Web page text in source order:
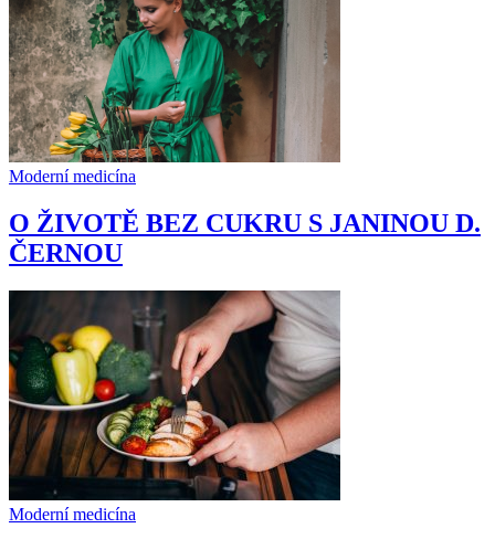
Moderní medicína
O ŽIVOTĚ BEZ CUKRU S JANINOU D.
ČERNOU
Moderní medicína